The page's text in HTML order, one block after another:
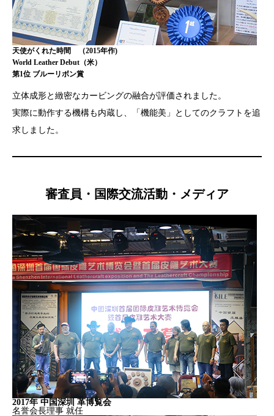
天使がくれた時間 （2015年作)
World Leather Debut（米）
第1位 ブルーリボン賞
立体成形と緻密なカービングの融合が評価されました。
実際に動作する機構も内蔵し、「機能美」としてのクラフトを追
求しました。
審査員・国際交流活動・メディア
2017年 中国深圳 革博覧会
名誉会長理事 就任